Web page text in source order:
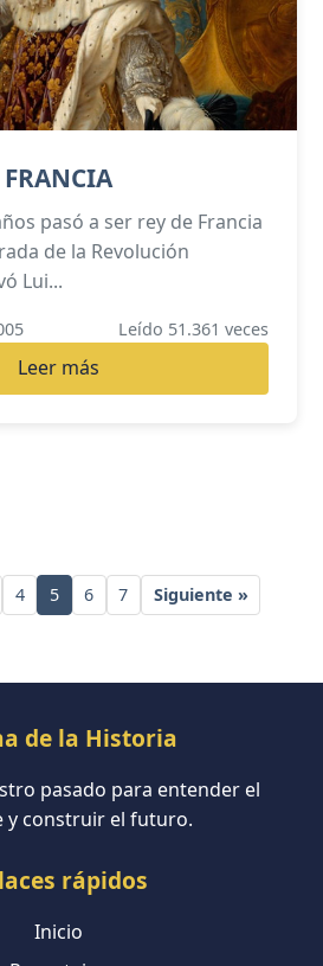
pasó a ser rey de Francia
de la Revolución
Lui...
Leído 51.361 veces
Leer más
4 5 6 7 Siguiente »
de la Historia
pasado para entender el
y construir el futuro.
rápidos
Inicio